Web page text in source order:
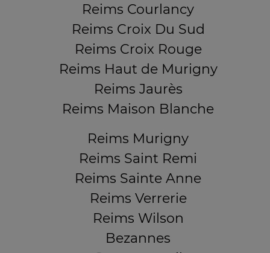
Reims Courlancy
Reims Croix Du Sud
Reims Croix Rouge
Reims Haut de Murigny
Reims Jaurès
Reims Maison Blanche
Reims Murigny
Reims Saint Remi
Reims Sainte Anne
Reims Verrerie
Reims Wilson
Bezannes